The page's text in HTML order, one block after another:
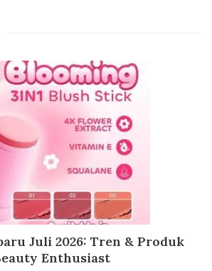
Juli 2026: Tren & Produk
Enthusiast